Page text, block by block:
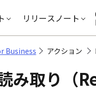
リリースノート
Business アクション
み取り（